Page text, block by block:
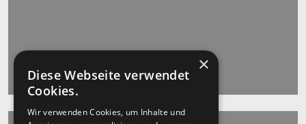
×
Diese Webseite verwendet
Cookies.
Wir verwenden Cookies, um Inhalte und